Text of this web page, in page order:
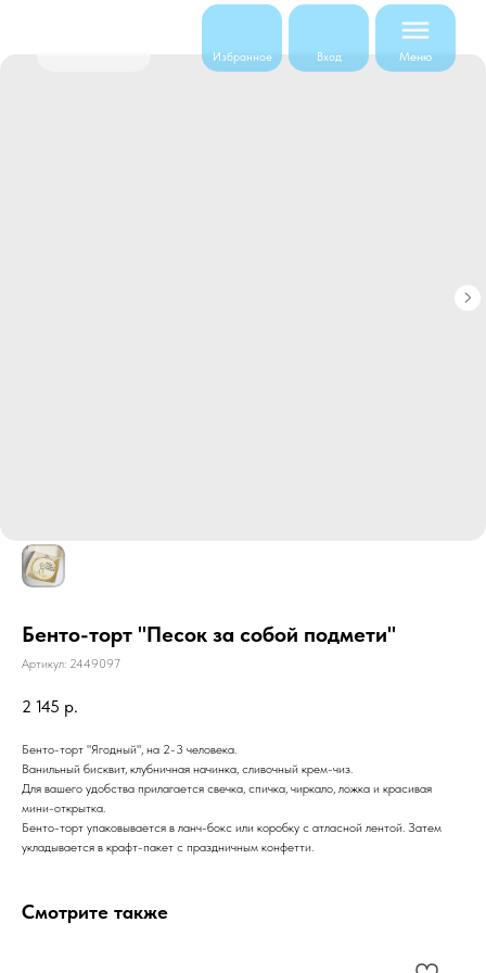
Меню
Вход
Избранное
Бенто-торт "Песок за собой подмети"
Артикул: 2449097
2 145 р.
Бенто-торт "Ягодный", на 2-3 человека.
Ванильный бисквит, клубничная начинка, сливочный крем-чиз.
Для вашего удобства прилагается свечка, спичка, чиркало, ложка и красивая
мини-открытка.
Бенто-торт упаковывается в ланч-бокс или коробку с атласной лентой. Затем
укладывается в крафт-пакет с праздничным конфетти.
Смотрите также